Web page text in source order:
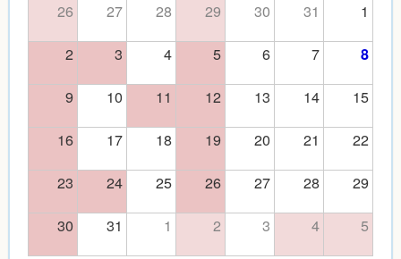
26 27 28 29 30 31
1
2
3 4 5 6 7 8
9 10 11 12 13 14
15
16
17 18 19 20 21
22
23
24 25 26 27 28
29
30
31 1 2 3 4 5